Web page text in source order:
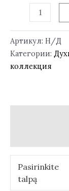
Артикул: Н/Д
Категории:
коллекция
Pasirinkite
talpą